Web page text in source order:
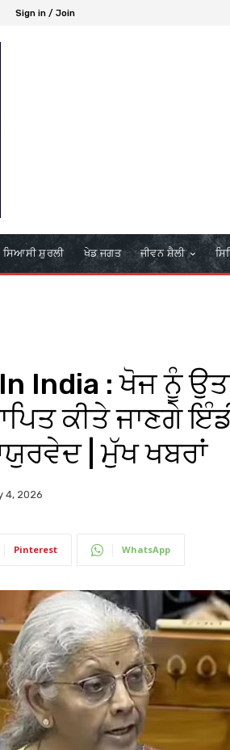
Sign in / Join
ਸਿਆਸੀ ਸ਼ੁਰਲੀ ਖੇਡ ਜਗਤ ਜੀਵਨ ਸ਼ੈਲੀ
India : ਖੋਜ ਨੂੰ
ਕੀਤੇ ਜਾਣਗੇ
| ਮੁੱਖ ਖਬਰਾਂ
4, 2026
Pinterest WhatsApp